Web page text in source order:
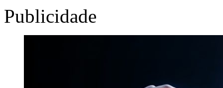
Publicidade